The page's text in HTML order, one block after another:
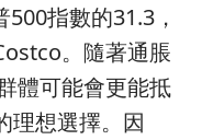
指數的31.3，
。隨著通脹
體可能會更能抵
理想選擇。因